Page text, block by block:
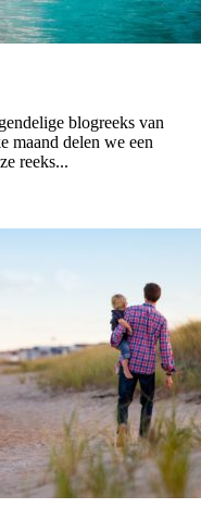
blogreeks van
maand delen we een
reeks...